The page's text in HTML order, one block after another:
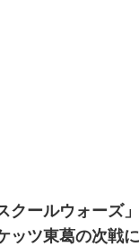
スクールウォーズ
ッツ東葛の次戦